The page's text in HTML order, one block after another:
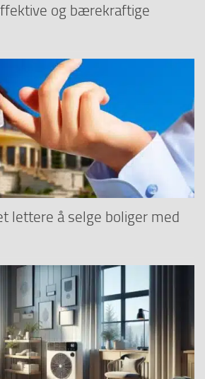
og bærekraftige
lettere å selge boliger med